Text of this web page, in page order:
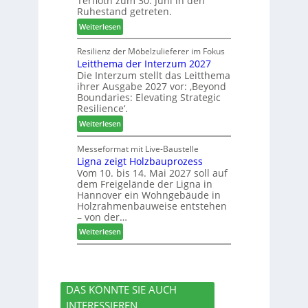
s
u
c
e
b
e
s
e
r
u
n
g
e
n
m
m
l
u
n
g
:
N
e
u
e
r
V
o
r
t
a
n
Ruhestand getreten.
Weiterlesen:
J
o
w
a
t
-
V
o
r
s
t
a
n
d
v
e
r
a
c
Resilienz der Möbelzulieferer im Fokus
Leitthema der Interzum 2027
Die Interzum stellt das Leitthema
ihrer Ausgabe 2027 vor: ‚Beyond
Boundaries: Elevating Strategic
Resilience‘.
Weiterlesen:
L
e
i
t
t
h
e
m
a
d
I
n
Messeformat mit Live-Baustelle
Ligna zeigt Holzbauprozess
Vom 10. bis 14. Mai 2027 soll auf
dem Freigelände der Ligna in
Hannover ein Wohngebäude in
Holzrahmenbauweise entstehen
– von der…
Weiterlesen:
L
n
a
z
DAS KÖNNTE SIE AUCH